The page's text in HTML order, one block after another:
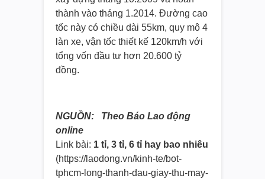
thành vào tháng 1.2014. Đường cao
tốc này có chiều dài 55km, quy mô 4
làn xe, vận tốc thiết kế 120km/h với
tổng vốn đầu tư hơn 20.600 tỷ
đồng.
NGUỒN: Theo Báo Lao động
online
Link bài: 1 tỉ, 3 tỉ, 6 tỉ hay bao nhiêu
(https://laodong.vn/kinh-te/bot-
tphcm-long-thanh-dau-giay-thu-may-